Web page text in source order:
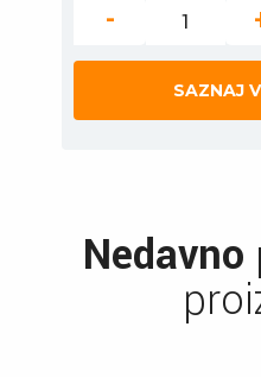
-
SAZNAJ